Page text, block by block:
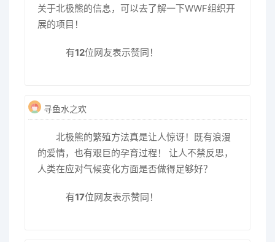
关于北极熊的信息，可以去了解一下WWF组织开
展的项目！
有12位网友表示赞同！
寻鱼水之欢
北极熊的繁殖方法真是让人惊讶！既有浪漫
的爱情，也有艰巨的孕育过程！ 让人不禁反思，
人类在应对气候变化方面是否做得足够好？
有17位网友表示赞同！